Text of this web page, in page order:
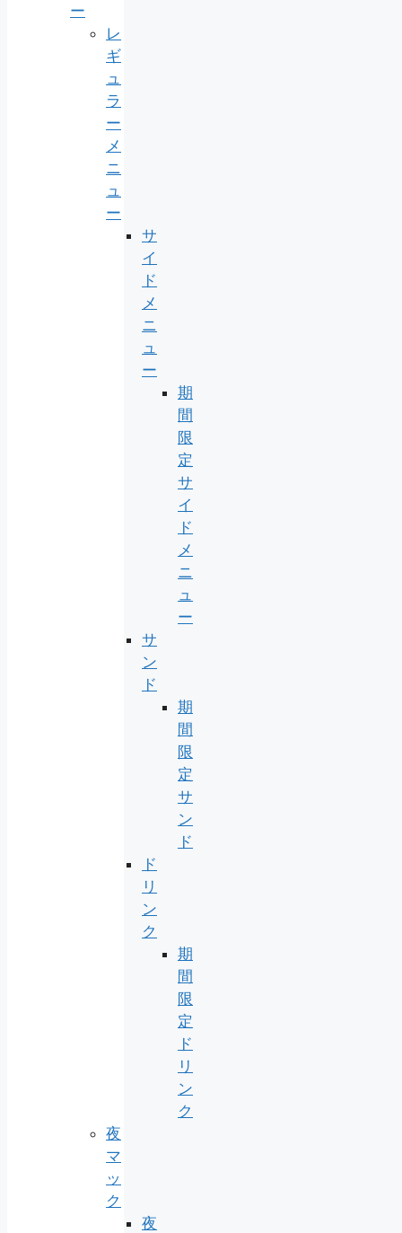
ー
レ
ギ
ュ
ラ
ー
メ
ニ
ュ
ー
サ
イ
ド
メ
ニ
ュ
ー
期
間
限
定
サ
イ
ド
メ
ニ
ュ
ー
サ
ン
ド
期
間
限
定
サ
ン
ド
ド
リ
ン
ク
期
間
限
定
ド
リ
ン
ク
夜
マ
ッ
ク
夜